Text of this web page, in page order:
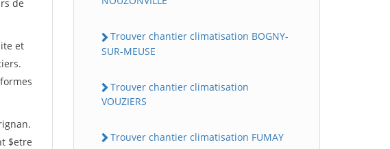
de
et
$etre
Trouver chantier climatisation BOGNY-
SUR-MEUSE
Trouver chantier climatisation
VOUZIERS
Trouver chantier climatisation FUMAY